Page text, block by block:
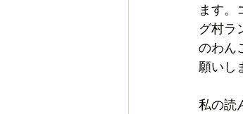
ます。
グ村ラ
のわん
願い
私の読